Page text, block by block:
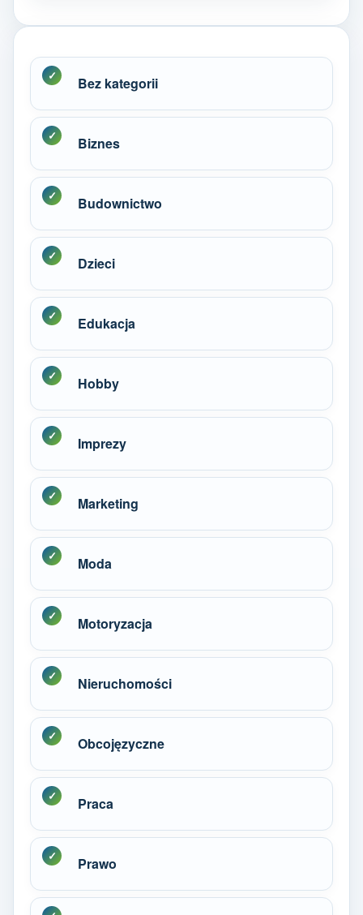
Bez kategorii
Biznes
Budownictwo
Dzieci
Edukacja
Hobby
Imprezy
Marketing
Moda
Motoryzacja
Nieruchomości
Obcojęzyczne
Praca
Prawo